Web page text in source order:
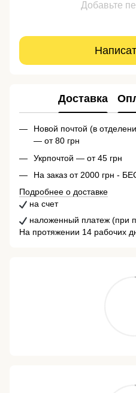
Добавьте
Доставка
Новой почтой (в
— от 80 грн
Укрпочтой — от 45 грн
На заказ от 2000 грн -
Подробнее о доставке
на счет
наложенный платеж (при
На протяжении 14 рабочих